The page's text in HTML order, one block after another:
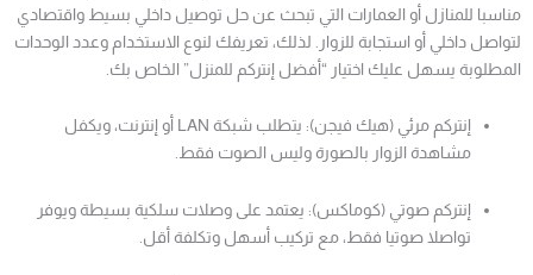
مناسبا للمنازل أو العمارات التي تبحث عن حل توصيل داخلي بسيط واقتصادي
لتواصل داخلي أو استجابة للزوار. لذلك، تعريفك لنوع الاستخدام وعدد الوحدات
المطلوبة يسهل عليك اختيار “أفضل إنتركم للمنزل” الخاص بك.
إنتركم مرئي (هيك فيجن): يتطلب شبكة LAN أو إنترنت، ويكفل
مشاهدة الزوار بالصورة وليس الصوت فقط.
إنتركم صوتي (كوماكس): يعتمد على وصلات سلكية بسيطة ويوفر
تواصلا صوتيا فقط، مع تركيب أسهل وتكلفة أقل.